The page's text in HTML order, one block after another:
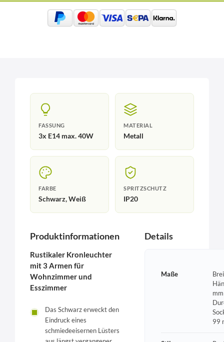
FASSUNG
3x E14 max. 40W
MATERIAL
Metall
FARBE
Schwarz, Weiß
SPRITZSCHUTZ
IP20
Produktinformationen
Rustikaler Kronleuchter
mit 3 Armen für
Wohnzimmer und
Esszimmer
Das Schwarz erweckt den
Eindruck eines
schmiedeeisernen Lüsters
Details
Maße
99